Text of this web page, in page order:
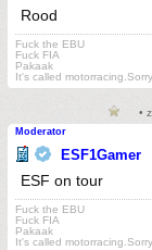
Rood
Fuck the EBU
Fuck FIA
Pakaak
It's called
•
Moderator
ESF1Gamer
ESF on tour
Fuck the EBU
Fuck FIA
Pakaak
It's called